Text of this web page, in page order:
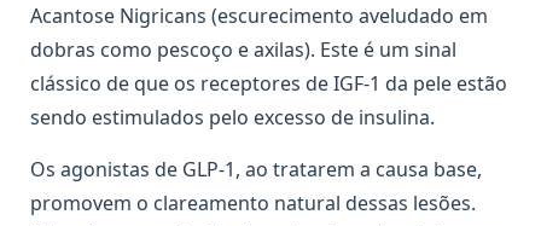
Acantose Nigricans (escurecimento aveludado em
dobras como pescoço e axilas). Este é um sinal
clássico de que os receptores de IGF-1 da pele estão
sendo estimulados pelo excesso de insulina.
Os agonistas de GLP-1, ao tratarem a causa base,
promovem o clareamento natural dessas lesões.